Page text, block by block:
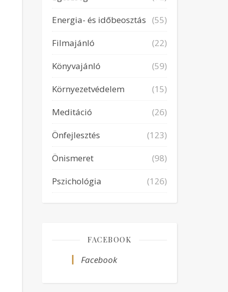
Energia- és időbeosztás (55)
Filmajánló
(22)
Könyvajánló
(59)
Környezetvédelem
(15)
Meditáció
(26)
Önfejlesztés
(123)
Önismeret
(98)
Pszichológia
(126)
FACEBOOK
Facebook